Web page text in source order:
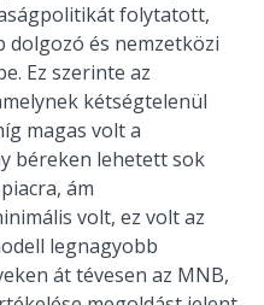
folytatott,
és nemzetközi
Ez szerinte az
kétségtelenül
magas volt a
béreken lehetett sok
ám
volt, ez volt az
legnagyobb
át tévesen az MNB,